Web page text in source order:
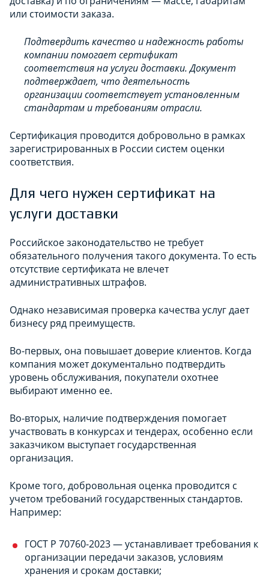
или стоимости заказа.
Подтвердить качество и надежность работы
компании помогает сертификат
соответствия на услуги доставки. Документ
подтверждает, что деятельность
организации соответствует установленным
стандартам и требованиям отрасли.
Сертификация проводится добровольно в рамках
зарегистрированных в России систем оценки
соответствия.
Для чего нужен сертификат на
услуги доставки
Российское законодательство не требует
обязательного получения такого документа. То есть
отсутствие сертификата не влечет
административных штрафов.
Однако независимая проверка качества услуг дает
бизнесу ряд преимуществ.
Во-первых, она повышает доверие клиентов. Когда
компания может документально подтвердить
уровень обслуживания, покупатели охотнее
выбирают именно ее.
Во-вторых, наличие подтверждения помогает
участвовать в конкурсах и тендерах, особенно если
заказчиком выступает государственная
организация.
Кроме того, добровольная оценка проводится с
учетом требований государственных стандартов.
Например:
ГОСТ Р 70760-2023 — устанавливает требования к
организации передачи заказов, условиям
хранения и срокам доставки;